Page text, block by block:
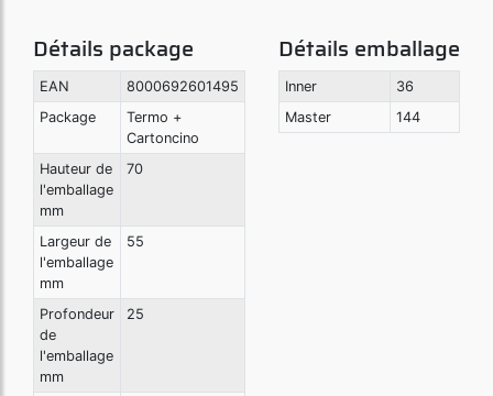
Détails package
EAN
8000692601495
Package
Termo +
Cartoncino
Hauteur de
l'emballage
mm
70
Largeur de
l'emballage
mm
55
Profondeur
de
l'emballage
mm
25
Détails emballage
Inner
36
Master
144